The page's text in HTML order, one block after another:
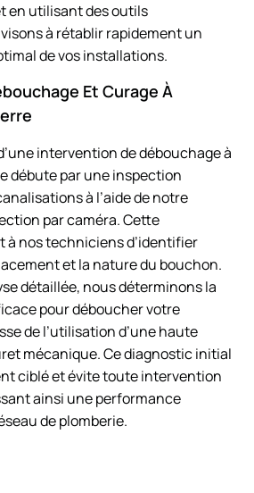
en utilisant des outils
à rétablir rapidement un
de vos installations.
Et Curage À
intervention de débouchage à
débute par une inspection
à l’aide de notre
par caméra. Cette
à nos techniciens d’identifier
et la nature du bouchon.
détaillée, nous déterminons la
pour déboucher votre
de l’utilisation d’une haute
mécanique. Ce diagnostic initial
ciblé et évite toute intervention
ainsi une performance
de plomberie.